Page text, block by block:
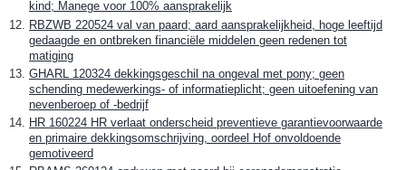
kind; Manege voor 100% aansprakelijk
RBZWB 220524 val van paard; aard aansprakelijkheid, hoge leeftijd
gedaagde en ontbreken financiële middelen geen redenen tot
matiging
GHARL 120324 dekkingsgeschil na ongeval met pony; geen
schending medewerkings- of informatieplicht; geen uitoefening van
nevenberoep of -bedrijf
HR 160224 HR verlaat onderscheid preventieve garantievoorwaarde
en primaire dekkingsomschrijving, oordeel Hof onvoldoende
gemotiveerd